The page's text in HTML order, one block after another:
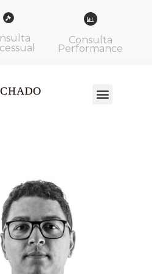
Consulta
Performance